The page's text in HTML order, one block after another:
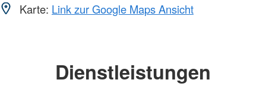
Karte: Link zur Google Maps Ansicht
Dienstleistungen